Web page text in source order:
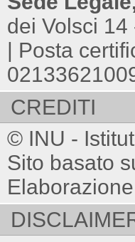
dei Volsci
| Posta
CREDITI
© INU -
Sito basato